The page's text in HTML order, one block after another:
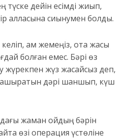
түске дейін есімді жиып,
алласына сиынумен болды.
қам жемеңіз, ота жақсы
болған емес. Бәрі өз
жүрекпен жүз жасайсыз деп,
дәрі шаншып, күш
жаман ойдың бәрін
өзі операция үстөліне